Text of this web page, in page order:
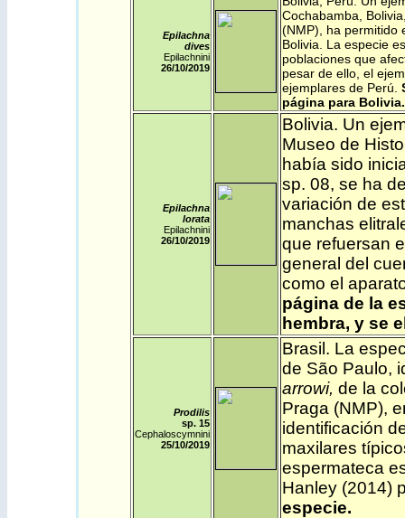
Epilachna
dives
Epilachnini
26/10/2019
Cochabamba,
(NMP),
ha permitido
Bolivia. La especie
poblaciones que
pesar de ello, el
ejemplares de Perú.
página para Bolivia.
Epilachna
lorata
Epilachnini
26/10/2019
Bolivia. Un
Museo de
había sido
sp. 08, se ha
variación de
manchas
que refuersan
general del
como el
página de la
hembra, y se
Prodilis
sp. 15
Cephaloscymnini
25/10/2019
Brasil . La
de São Paulo,
arrowi, de la
Praga (NMP),
identificación
maxilares
espermateca
Hanley (2014)
especie.